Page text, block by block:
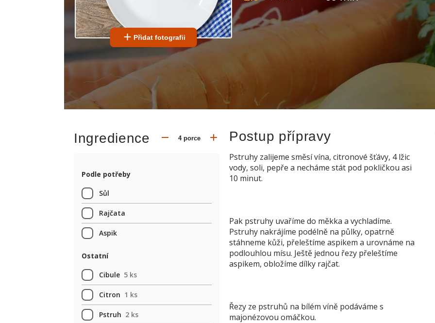
Přidat fotografii
Ingredience
Podle potřeby
Sůl
Rajčata
Aspik
Ostatní
Cibule 5 ks
Citron 1 ks
Pstruh 2 ks
Postup přípravy
Pstruhy zalijeme směsí vína, citronové šťávy, 4 lžic
vody, soli, pepře a necháme stát pod pokličkou asi
10 minut.
Pak pstruhy uvaříme do měkka a vychladíme.
Pstruhy nakrájíme podélně na půlky, opatrně
stáhneme kůži, přeleštíme aspikem a urovnáme na
podlouhlou mísu. Ještě jednou řezy přeleštíme
aspikem, obložíme dílky rajčat.
Řezy ze pstruhů na bílém víně podáváme s
majonézovou omáčkou.